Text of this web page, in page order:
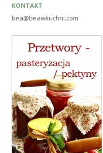
KONTAKT
bea@beawkuchni.com